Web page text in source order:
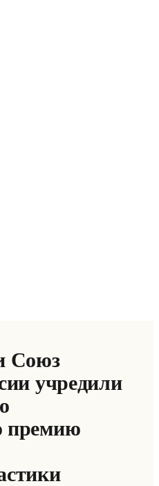
Союз
учредили
премию